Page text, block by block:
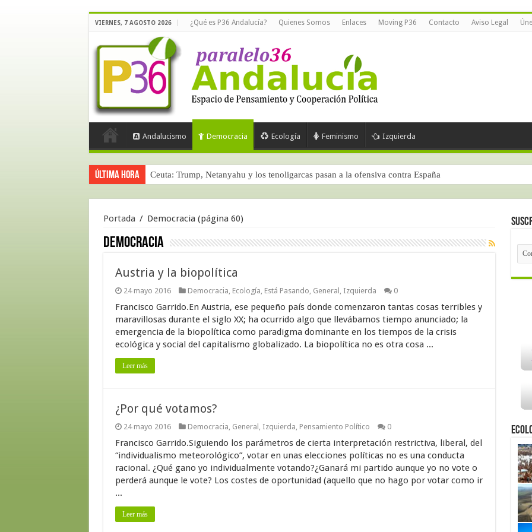
VIERNES, 7 AGOSTO 2026 ¿Qué es P36 Andalucía? Quienes Somos Enlaces Moving P36 Contacto Aviso Legal
Andalucismo Democracia Ecología Feminismo Izquierda
Última hora Ceuta: Trump, Netanyahu y los tenoligarcas pasan a la ofensiva contra España
Portada / Democracia (página 60)
Democracia
Austria y la biopolítica
24 mayo 2016 Democracia, Ecología, Está Pasando, General , Izquierda 0
Francisco Garrido.En Austria, ese pequeño país donde comenzaron tantas cosas terribles y
maravillosas durante el siglo XX; ha ocurrido algo que llevábamos tiempo anunciado; la
emergencia de la biopolítica como paradigma dominante en los tiempos de la crisis
ecológica y social del capitalismo globalizado. La biopolítica no es otra cosa ...
Leer más
¿Por qué votamos?
24 mayo 2016 Democracia, General , Izquierda, Pensamiento Político 0
Francisco Garrido.Siguiendo los parámetros de cierta interpretación restrictiva, liberal, del
“individualismo meteorológico”, votar en unas elecciones políticas no es una conducta
racional. ¿Qué gano yo individualmente votando?¿Ganará mi partido aunque yo no vote o
perderá aunque le vote? Los costes de oportunidad (aquello que no hago por votar como ir
...
Leer más